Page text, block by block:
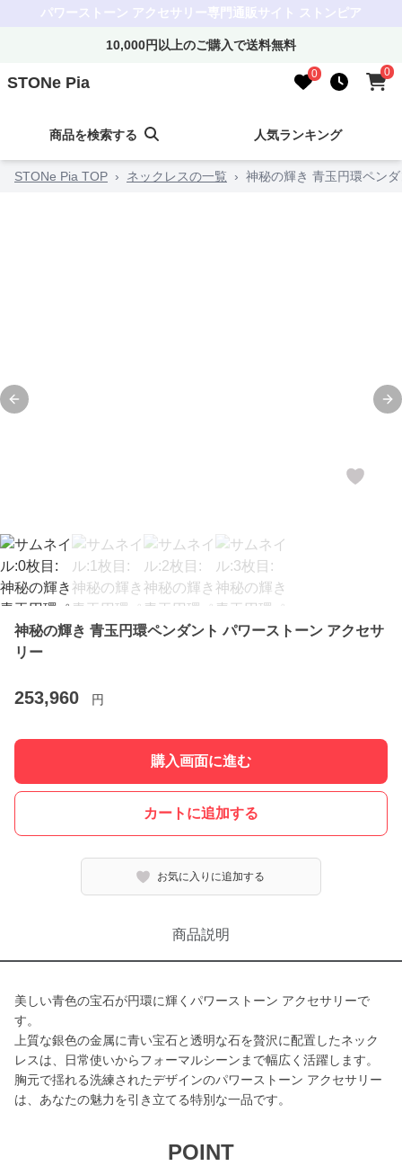
パワーストーン アクセサリー専門通販サイト ストンピア
10,000円以上のご購入で送料無料
STONe Pia 0 0
商品を検索する 人気ランキング
STONe Pia TOP › ネックレスの一覧 › 神秘の輝き 青玉円環ペン
Previous slide
神秘の輝き 青玉円環ペンダント パワーストーン アクセサ
リー
253,960 円
購入画面に進む
カートに追加する
お気に入りに追加する
商品説明
美しい青色の宝石が円環に輝くパワーストーン アクセサリーで
す。
上質な銀色の金属に青い宝石と透明な石を贅沢に配置したネック
レスは、日常使いからフォーマルシーンまで幅広く活躍します。
胸元で揺れる洗練されたデザインのパワーストーン アクセサリー
は、あなたの魅力を引き立てる特別な一品です。
POINT